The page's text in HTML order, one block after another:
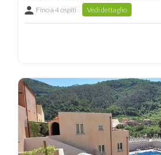
Fino a 4 ospiti Vedi dettaglio